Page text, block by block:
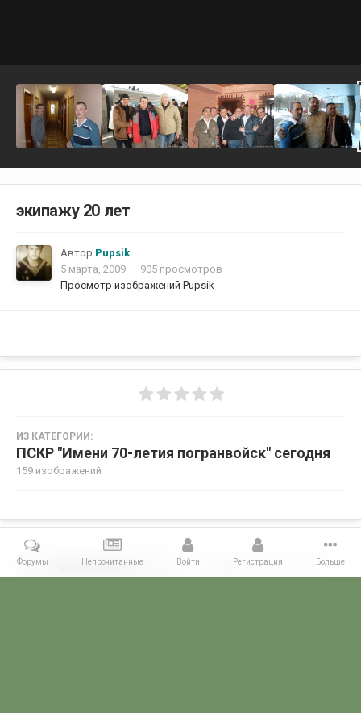
экипажу 20 лет
Автор Pupsik
5 марта, 2009
905 просмотров
Просмотр изображений Pupsik
ИЗ КАТЕГОРИИ:
ПСКР "Имени 70-летия погранвойск" сегодня ·
159 изображений
Поделиться Подписчики 0
Форумы Непрочитанные Войти Регистрация Больше